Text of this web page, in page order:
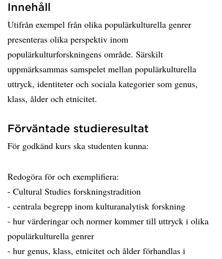
Innehåll
Utifrån exempel från olika populärkulturella genrer
presenteras olika perspektiv inom
populärkulturforskningens område. Särskilt
uppmärksammas samspelet mellan populärkulturella
uttryck, identiteter och sociala kategorier som genus,
klass, ålder och etnicitet.
Förväntade studieresultat
För godkänd kurs ska studenten kunna:
Redogöra för och exemplifiera:
- Cultural Studies forskningstradition
- centrala begrepp inom kulturanalytisk forskning
- hur värderingar och normer kommer till uttryck i olika
populärkulturella genrer
- hur genus, klass, etnicitet och ålder förhandlas i